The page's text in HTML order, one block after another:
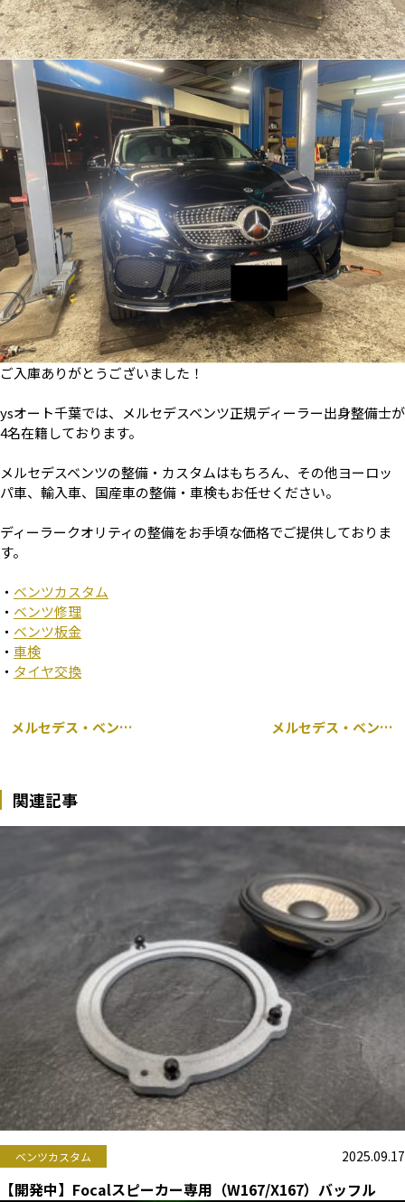
ご入庫ありがとうございました！
ysオート千葉では、メルセデスベンツ正規ディーラー出身整備士が
4名在籍しております。
メルセデスベンツの整備・カスタムはもちろん、その他ヨーロッ
パ車、輸入車、国産車の整備・車検もお任せください。
ディーラークオリティの整備をお手頃な価格でご提供しておりま
す。
・ ベンツカスタム
・ ベンツ修理
・ ベンツ板金
・ 車検
・ タイヤ交換
メルセデス・ベンツ Bクラス W247 後付け アンビエントライトキット取り付け メルセデス・ベンツ GLB X247 持ち込み 前後 ドライブレコーダー 取り付け
関連記事
ベンツカスタム 2025.09.17
【開発中】Focalスピーカー専用（W167/X167）バッフル